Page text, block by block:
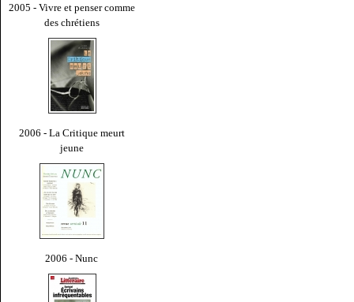
2005 - Vivre et penser comme
des chrétiens
2006 - La Critique meurt
jeune
2006 - Nunc